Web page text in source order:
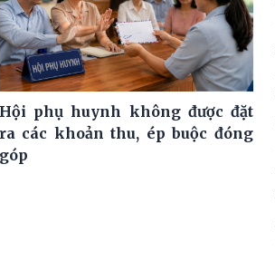
Hội phụ huynh không được đặt
ra các khoản thu, ép buộc đóng
góp